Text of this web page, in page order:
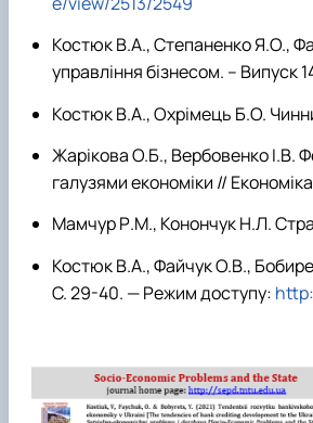
Костюк В.А., Степаненко Я.О.,
управління бізнесом. – Випуск
Костюк В.А., Охрімець Б.О.
Жарікова О.Б., Вербовенко І.В.
галузями економіки //
Мамчур Р.М., Конончук Н.Л.
Костюк В.А., Файчук О.В.,
С. 29-40. — Режим доступу: